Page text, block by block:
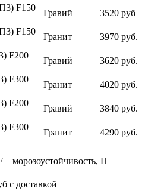
F150
Гравий 3520 руб
F150
Гранит 3970 руб.
F200
Гравий 3620 руб.
F300
Гранит 4020 руб.
F200
Гравий 3840 руб.
F300
Гранит
4290 руб.
– морозоустойчивость, П –
с доставкой